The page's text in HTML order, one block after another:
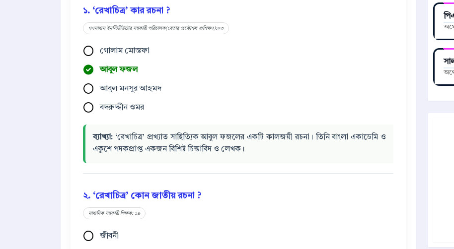
১. ‘রেখাচিত্র’ কার রচনা ?
গণমাধ্যম ইনস্টিটিউটের সহকারী পরিচালক(বেতার প্রকৌশল প্রশিক্ষণ):০৩
গোলাম মোস্তফা
আবুল ফজল
আবুল মনসুর আহমদ
বদরুদ্দীন ওমর
ব্যাখ্যা: ‘রেখাচিত্র’ প্রখ্যাত সাহিত্যিক আবুল ফজলের একটি কালজয়ী রচনা। তিনি বাংলা একাডেমি ও
একুশে পদকপ্রাপ্ত একজন বিশিষ্ট চিন্তাবিদ ও লেখক।
২. ‘রেখাচিত্র’ কোন জাতীয় রচনা ?
মাধ্যমিক সহকারী শিক্ষক: ১৯
জীবনী